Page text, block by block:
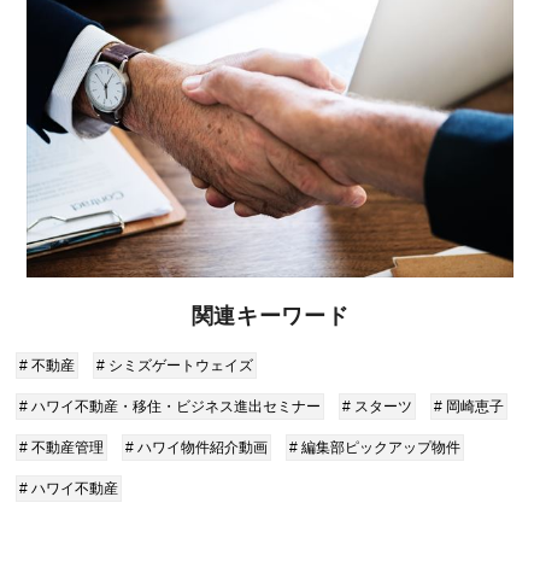
関連キーワード
# 不動産 # シミズゲートウェイズ
# ハワイ不動産・移住・ビジネス進出セミナー # スターツ # 岡崎恵子
# 不動産管理 # ハワイ物件紹介動画 # 編集部ピックアップ物件
# ハワイ不動産